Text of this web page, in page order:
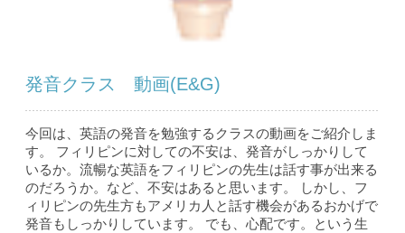
発音クラス 動画(E&G)
今回は、英語の発音を勉強するクラスの動画をご紹介しま
す。 フィリピンに対しての不安は、発音がしっかりして
いるか。流暢な英語をフィリピンの先生は話す事が出来る
のだろうか。など、不安はあると思います。 しかし、フ
ィリピンの先生方もアメリカ人と話す機会があるおかげで
発音もしっかりしています。 でも、心配です。という生